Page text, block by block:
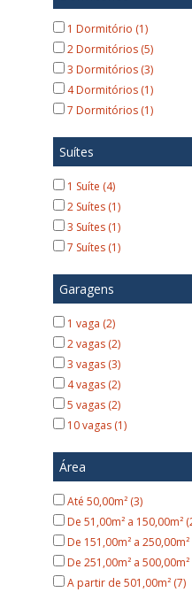
São Judas Tadeu (1)
Terras da Capela de
Vila Bianchi (1)
Vila Brandina (1)
Vila Esperança (1)
1 Dormitório (1)
2 Dormitórios (5)
3 Dormitórios (3)
4 Dormitórios (1)
7 Dormitórios (1)
Suítes
1 Suíte (4)
2 Suítes (1)
3 Suítes (1)
7 Suítes (1)
Garagens
1 vaga (2)
2 vagas (2)
3 vagas (3)
4 vagas (2)
5 vagas (2)
10 vagas (1)
Área
Até 50,00m² (3)
De 51,00m² a 150,00m²
De 151,00m² a 250,00m²
De 251,00m² a 500,00m²
A partir de 501,00m² (7)